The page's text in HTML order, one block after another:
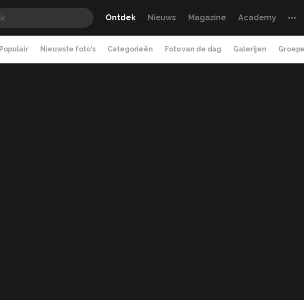
Ontdek Nieuws Magazine Academy
Populair Nieuwste foto's Categorieën Foto van de dag Galerijen